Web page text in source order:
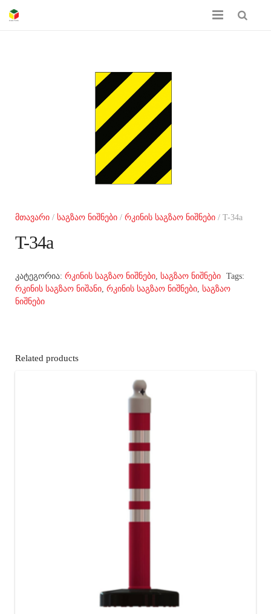
პროდუქციის კატალოგი
მთავარი / საგზაო ნიშნები / რკინის საგზაო ნიშნები / T-34a
T-34a
კატეგორია: რკინის საგზაო ნიშნები საგზაო ნიშნები Tags:
რკინის საგზაო ნიშანი რკინის საგზაო ნიშნები საგზაო
ნიშნები
Related products